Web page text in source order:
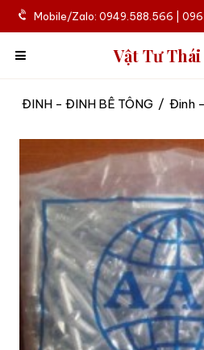
Mobile/Zalo: 0949.588.566 |
Vật Tư
ĐINH - ĐINH BÊ TÔNG / Đinh